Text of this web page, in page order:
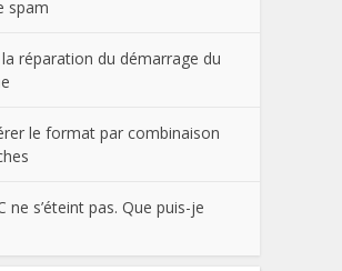
spam
réparation du démarrage du
le format par combinaison
ne s’éteint pas. Que puis-je